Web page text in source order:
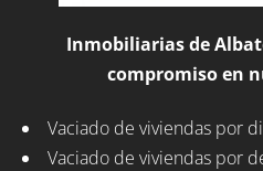
Inmobiliarias de
compromiso en
Vaciado de viviendas por
Vaciado de viviendas por